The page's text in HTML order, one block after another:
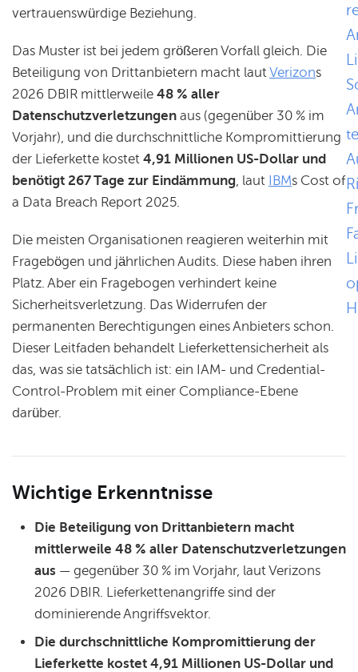
vertrauenswürdige Beziehung.
Das Muster ist bei jedem größeren Vorfall gleich. Die
Beteiligung von Drittanbietern macht lautVerizons
2026 DBIR mittlerweile 48 % aller
Datenschutzverletzungen aus (gegenüber 30 % im
Vorjahr), und die durchschnittliche Kompromittierung
der Lieferkette kostet 4,91 Millionen US-Dollar und
benötigt 267 Tage zur Eindämmung, laut IBMs Cost of
a Data Breach Report 2025.
Die meisten Organisationen reagieren weiterhin mit
Fragebögen und jährlichen Audits. Diese haben ihren
Platz. Aber ein Fragebogen verhindert keine
Sicherheitsverletzung. Das Widerrufen der
permanenten Berechtigungen eines Anbieters schon.
Dieser Leitfaden behandelt Lieferkettensicherheit als
das, was sie tatsächlich ist: ein IAM- und Credential-
Control-Problem mit einer Compliance-Ebene
darüber.
Wichtige Erkenntnisse
Die Beteiligung von Drittanbietern macht
mittlerweile 48 % aller Datenschutzverletzungen
aus — gegenüber 30 % im Vorjahr, laut Verizons
2026 DBIR. Lieferkettenangriffe sind der
dominierende Angriffsvektor.
Die durchschnittliche Kompromittierung der
Lieferkette kostet 4,91 Millionen US-Dollar und